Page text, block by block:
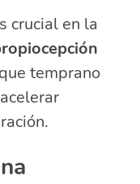
crucial en la
temprano